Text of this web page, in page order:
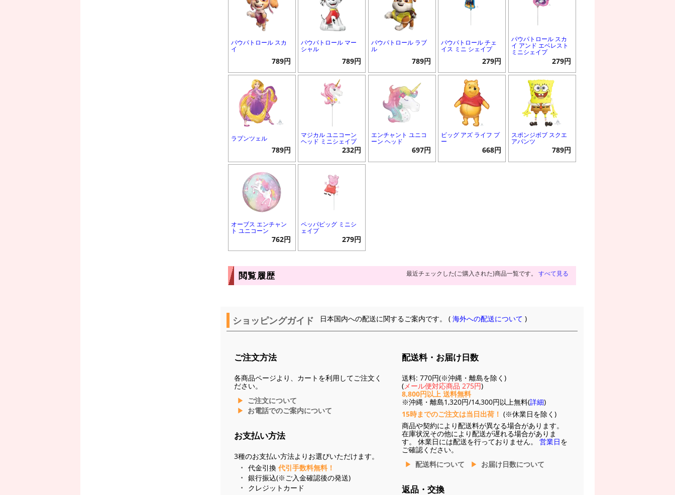
パウパトロール スカ
イ
789円
パウパトロール マー
シャル
789円
パウパトロール ラブ
ル
789円
パウパトロール チェ
イス ミニ シェイプ
279円
パウパトロール スカ
イ アンド エベレスト
ミニシェイプ
279円
ラプンツェル
789円
マジカル ユニコーン
ヘッド ミニシェイプ
232円
エンチャント ユニコ
ーン ヘッド
697円
ビッグ アズ ライフ プ
ー
668円
スポンジボブ スクエ
アパンツ
789円
オーブス エンチャン
ト ユニコーン
762円
ペッパピッグ ミニシ
ェイプ
279円
閲覧履歴 最近チェックした(ご購入された)商品一覧です。 すべて見る
ショッピングガイド 日本国内への配送に関するご案内です。 (海外への配送について )
ご注文方法
各商品ページより、カートを利用してご注文く
ださい。
ご注文について
お電話でのご案内について
お支払い方法
3種のお支払い方法よりお選びいただけます。
代金引換 代引手数料無料！
銀行振込(※ご入金確認後の発送)
クレジットカード
配送料・お届け日数
送料: 770円(※沖縄・離島を除く)
(メール便対応商品 275円)
8,800円以上 送料無料
※沖縄・離島1,320円/14,300円以上無料(詳細)
15時までのご注文は当日出荷！ (※休業日を除く)
商品や契約により配送料が異なる場合があります。
在庫状況その他により配送が遅れる場合がありま
す。 休業日には配送を行っておりません。 営業日を
ご確認ください。
配送料について
お届け日数について
返品・交換